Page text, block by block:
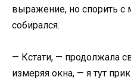
выражение, но спорить с
собирался.
— Кстати, — продолжала
измеряя окна, — я тут